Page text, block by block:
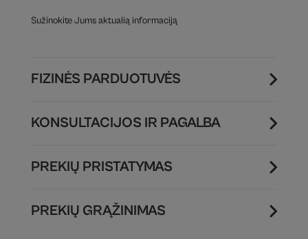
Sužinokite Jums aktualią informaciją
FIZINĖS PARDUOTUVĖS
KONSULTACIJOS IR PAGALBA
PREKIŲ PRISTATYMAS
PREKIŲ GRĄŽINIMAS